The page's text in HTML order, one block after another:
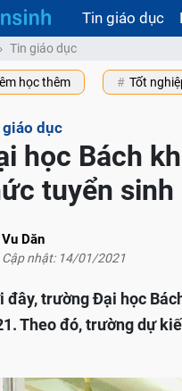
Tin giáo dục
Tin giáo dục
học thêm Tốt
dục
học Bách
tuyển sinh
Vu Dăn
Cập nhật: 14/01/2021
đây, trường Đại học
Theo đó, trường dự